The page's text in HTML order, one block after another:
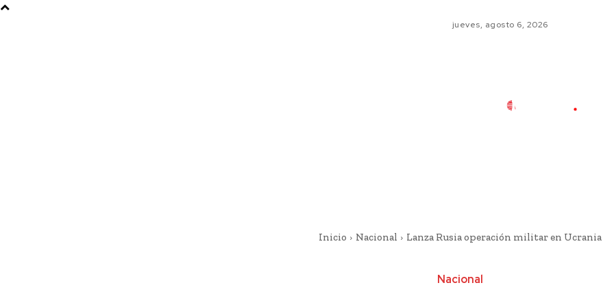
jueves, agosto 6, 2026
Inicio Nacional Lanza Rusia operación militar en Ucrania
Nacional